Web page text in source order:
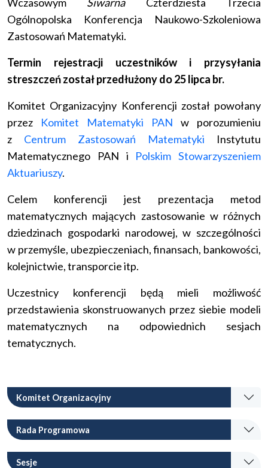
Wczasowym SiwarnaCzterdziesta Trzecia
Ogólnopolska Konferencja Naukowo-Szkoleniowa
Zastosowań Matematyki.
Termin rejestracji uczestników i przysyłania
streszczeń został przedłużony do 25 lipca br.
Komitet Organizacyjny Konferencji został powołany
przez Komitet Matematyki PAN w porozumieniu
z Centrum Zastosowań Matematyki Instytutu
Matematycznego PAN i Polskim Stowarzyszeniem
Aktuariuszy.
Celem konferencji jest prezentacja metod
matematycznych mających zastosowanie w różnych
dziedzinach gospodarki narodowej, w szczególności
w przemyśle, ubezpieczeniach, finansach, bankowości,
kolejnictwie, transporcie itp.
Uczestnicy konferencji będą mieli możliwość
przedstawienia skonstruowanych przez siebie modeli
matematycznych na odpowiednich sesjach
tematycznych.
Komitet Organizacyjny
Rada Programowa
Sesje